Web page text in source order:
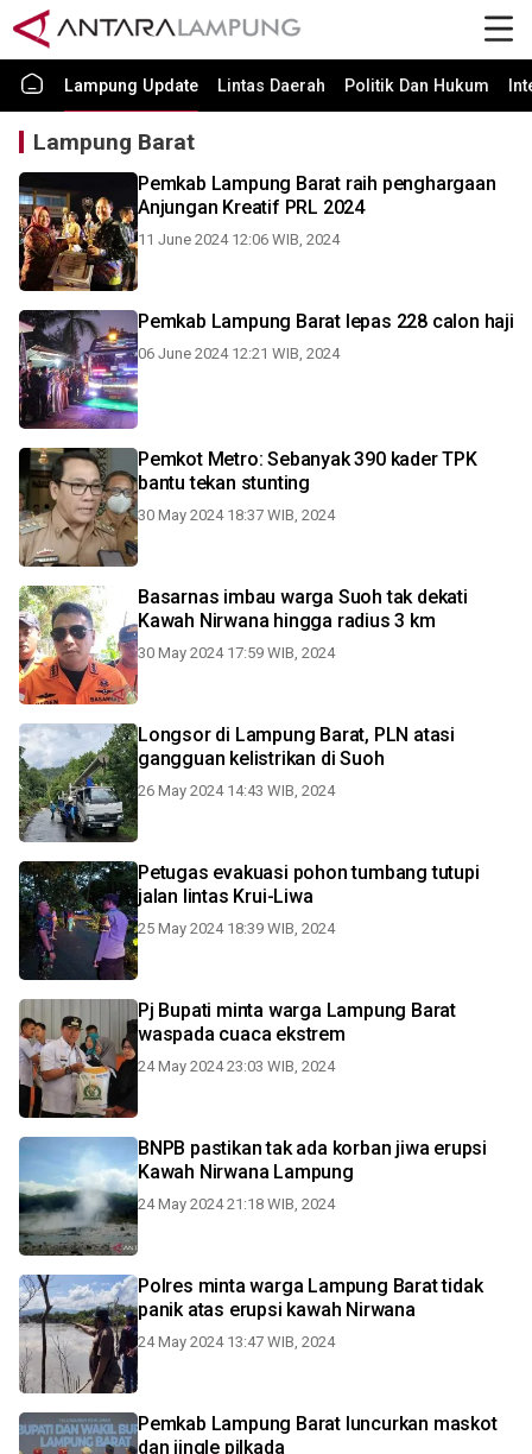
Lampung Update Lintas Daerah Politik Dan Hukum
Lampung Barat
Pemkab Lampung Barat raih penghargaan
Anjungan Kreatif PRL 2024
11 June 2024 12:06 WIB, 2024
Pemkab Lampung Barat lepas 228 calon haji
06 June 2024 12:21 WIB, 2024
Pemkot Metro: Sebanyak 390 kader TPK
bantu tekan stunting
30 May 2024 18:37 WIB, 2024
Basarnas imbau warga Suoh tak dekati
Kawah Nirwana hingga radius 3 km
30 May 2024 17:59 WIB, 2024
Longsor di Lampung Barat, PLN atasi
gangguan kelistrikan di Suoh
26 May 2024 14:43 WIB, 2024
Petugas evakuasi pohon tumbang tutupi
jalan lintas Krui-Liwa
25 May 2024 18:39 WIB, 2024
Pj Bupati minta warga Lampung Barat
waspada cuaca ekstrem
24 May 2024 23:03 WIB, 2024
BNPB pastikan tak ada korban jiwa erupsi
Kawah Nirwana Lampung
24 May 2024 21:18 WIB, 2024
Polres minta warga Lampung Barat tidak
panik atas erupsi kawah Nirwana
24 May 2024 13:47 WIB, 2024
Pemkab Lampung Barat luncurkan maskot
dan jingle pilkada